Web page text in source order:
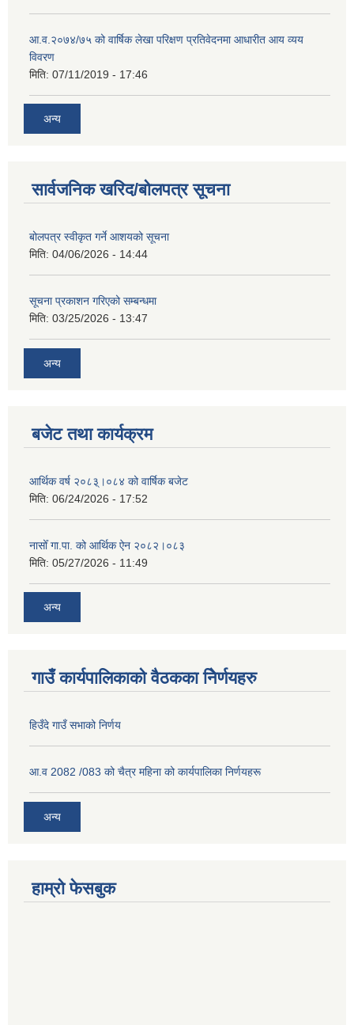
आ.व.२०७४/७५ को वार्षिक लेखा परिक्षण प्रतिवेदनमा आधारीत आय व्यय
विवरण
मिति: 07/11/2019 - 17:46
अन्य
सार्वजनिक खरिद/बोलपत्र सूचना
बोलपत्र स्वीकृत गर्ने आशयको सूचना
मिति: 04/06/2026 - 14:44
सूचना प्रकाशन गरिएको सम्बन्धमा
मिति: 03/25/2026 - 13:47
अन्य
बजेट तथा कार्यक्रम
आर्थिक वर्ष २०८३्।०८४ को वार्षिक बजेट
मिति: 06/24/2026 - 17:52
नासोँ गा.पा. को आर्थिक ऐन २०८२।०८३
मिति: 05/27/2026 - 11:49
अन्य
गाउँ कार्यपालिकाको वैठकका निेर्णयहरु
हिउँदे गाउँ सभाको निर्णय
आ.व 2082 /083 को चैत्र महिना को कार्यपालिका निर्णयहरू
अन्य
हाम्रो फेसबुक